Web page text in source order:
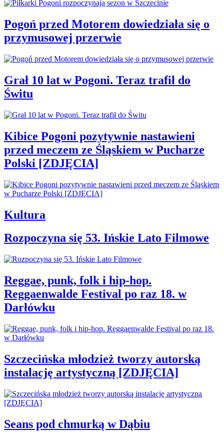
Pogoń przed Motorem dowiedziała się o
przymusowej przerwie
Grał 10 lat w Pogoni. Teraz trafił do
Świtu
Kibice Pogoni pozytywnie nastawieni
przed meczem ze Śląskiem w Pucharze
Polski [ZDJĘCIA]
Kultura
Rozpoczyna się 53. Ińskie Lato Filmowe
Reggae, punk, folk i hip-hop.
Reggaenwalde Festival po raz 18. w
Darłówku
Szczecińska młodzież tworzy autorską
instalację artystyczną [ZDJĘCIA]
Seans pod chmurką w Dąbiu